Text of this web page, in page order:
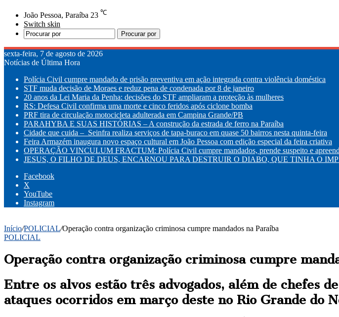
João Pessoa, Paraíba 23 ℃
Switch skin
Procurar por
sexta-feira, 7 de agosto de 2026
Notícias de Última Hora
Polícia Civil cumpre mandado de prisão preventiva em ação integrada contra violência doméstica
STF muda decisão de Moraes e reduz pena de condenada por 8 de janeiro
20 anos da Lei Maria da Penha: decisões do STF ampliaram a proteção às mulheres
RS: Defesa Civil confirma uma morte e cinco feridos após ciclone bomba
PRF tira de circulação motocicleta adulterada em Campina Grande/PB
PARAHYBA E SUAS HISTÓRIAS – A construção da estrada de ferro na Paraíba
Cidade que cuida – Seinfra realiza serviços de tapa-buraco em quase 50 bairros nesta quinta-feira
Feira Armazém inaugura novo espaço cultural em João Pessoa com edição especial da feira criativa
OPERAÇÃO VINCULUM FRACTUM: Polícia Civil cumpre mandados, prende suspeito e
JESUS, O FILHO DE DEUS, ENCARNOU PARA DESTRUIR O DIABO, QUE TINHA O
Facebook
X
YouTube
Instagram
Início/POLICIAL/Operação contra organização criminosa cumpre mandados na Paraíba
POLICIAL
Operação contra organização criminosa cumpre
Entre os alvos estão três advogados, além de chefes
ataques ocorridos em março deste no Rio Grande do